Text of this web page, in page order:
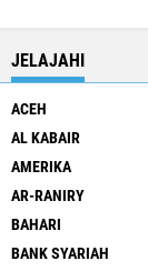
JELAJAHI
ACEH
AL KABAIR
AMERIKA
AR-RANIRY
BAHARI
BANK SYARIAH